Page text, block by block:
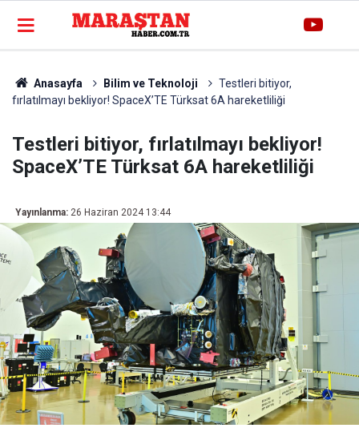
Anasayfa Bilim ve Teknoloji
Testleri bitiyor,
fırlatılmayı bekliyor! SpaceX’TE Türksat 6A hareketliliği
Testleri bitiyor, fırlatılmayı bekliyor!
SpaceX’TE Türksat 6A hareketliliği
Yayınlanma: 26 Haziran 2024 13:44